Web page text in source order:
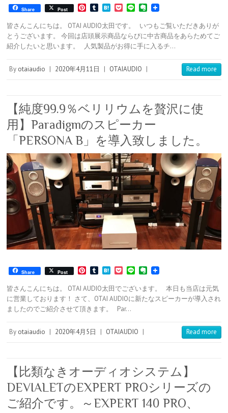
Share Post
P
n
t
e
r
s
t
T
m
b
l
r
H
t
e
n
a
P
c
k
e
t
L
e
E
e
r
n
o
皆さんこんにちは。 OTAI AUDIO太田です。 いつもご覧いただきありが
とうございます。 今回は店頭展示商品ならびに中古商品をあらためてご
紹介したいと思います。 人気製品がお得に手に入るチ…
By otaiaudio | 2020年4月11日 | OTAIAUDIO | Read more
【純度99.9％ベリリウムを贅沢に使
用】Paradigmのスピーカー
「PERSONA B」を導入致しました。
Share Post
P
n
t
e
r
s
t
T
m
b
l
r
H
t
e
n
P
c
k
e
t
L
n
e
E
e
r
n
皆さんこんにちは。 OTAI AUDIO太田でございます。 本日も当店は元気
に営業しております！ さて、OTAI AUDIOに新たなスピーカーが導入され
ましたのでご紹介させて頂きます。 Par…
By otaiaudio | 2020年4月5日 | OTAIAUDIO | Read more
【比類なきオーディオシステム】
DEVIALETのEXPERT PROシリーズの
ご紹介です。～EXPERT 140 PRO、